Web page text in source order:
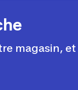
magasin,